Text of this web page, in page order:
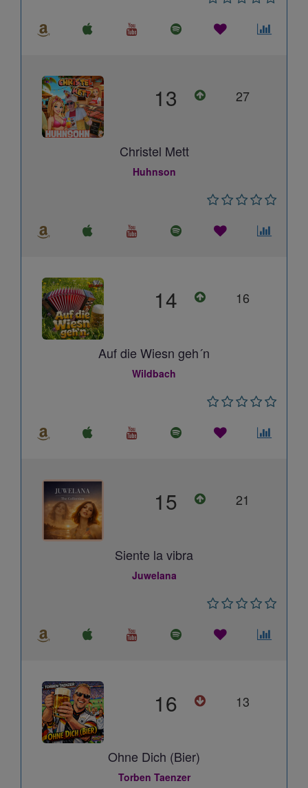
13 27
Christel Mett
Huhnson
14 16
Auf die Wiesn geh´n
Wildbach
15 21
Siente la vibra
Juwelana
16 13
Ohne Dich (Bier)
Torben Taenzer